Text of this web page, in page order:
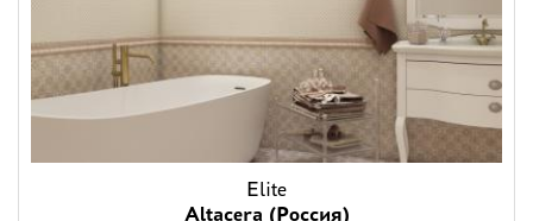
Elite
Altacera (Россия)